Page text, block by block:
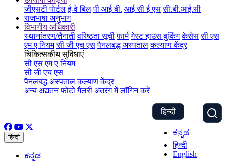
जीएसटी पोर्टल ई-वे बिल पी आई बी. आई सी ई एस सी.बी.आई.सी
राजभाषा अनुभाग
विभागीय अधिकारी
स्थानांतरण/तैनाती वरिष्ठता सूची फार्म गेस्ट हाउस बुकिंग केसेस सी एस
एम ए नियम सी जी एच एस पैनलबद्ध अस्पताल कल्याण केंद्र
चिकित्सकीय सुविधाएं
सी एस एम ए नियम
सी जी एच एस
पैनलबद्ध अस्पताल कल्याण केंद्र
अन्य अद्यतन फोटो गैलरी अंतरंग में लॉगिन करें
हिन्दी
ಕನ್ನಡ
हिन्दी
English
हिन्दी
ಕನ್ನಡ